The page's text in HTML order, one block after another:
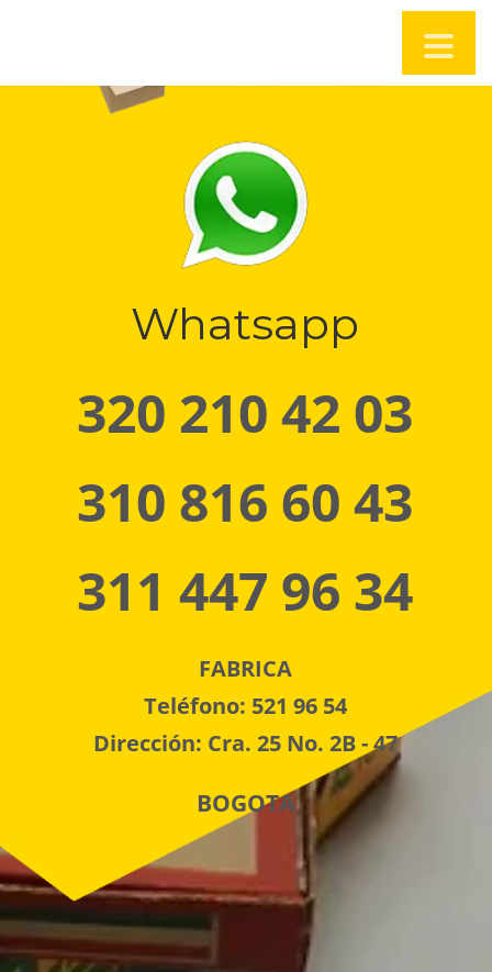
Whatsapp
320 210 42 03
310 816 60 43
311 447 96 34
FABRICA
Teléfono: 521 96 54
Dirección: Cra. 25 No. 2B - 47
BOGOTA